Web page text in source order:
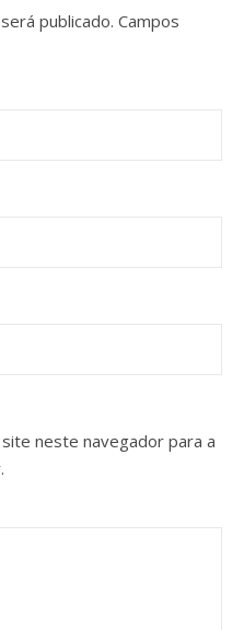
publicado. Campos
neste navegador para a